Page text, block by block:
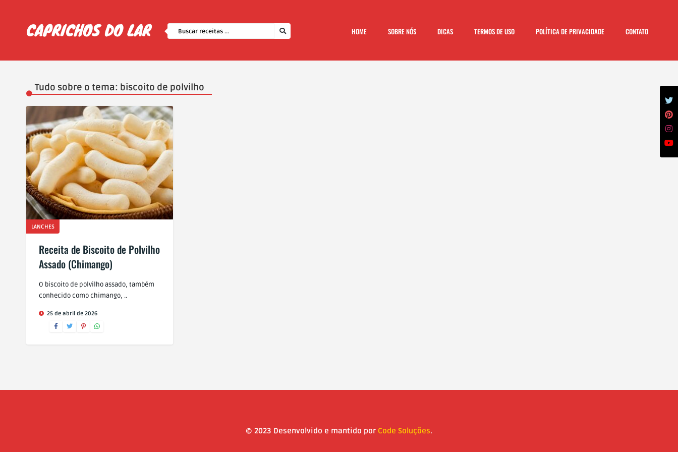
HOME SOBRE NÓS DICAS TERMOS DE USO POLÍTICA DE PRIVACIDADE CONTATO
Tudo sobre o tema: biscoito de polvilho
LANCHES
Receita de Biscoito de Polvilho
Assado (Chimango)
O biscoito de polvilho assado, também
conhecido como chimango, ..
25 de abril de 2026
© 2023 Desenvolvido e mantido por Code Soluções.